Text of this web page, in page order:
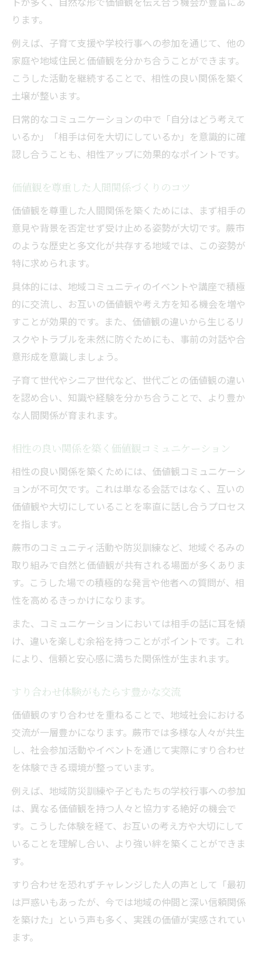
ります。
例えば、子育て支援や学校行事への参加を通じて、他の
家庭や地域住民と価値観を分かち合うことができます。
こうした活動を継続することで、相性の良い関係を築く
土壌が整います。
日常的なコミュニケーションの中で「自分はどう考えて
いるか」「相手は何を大切にしているか」を意識的に確
認し合うことも、相性アップに効果的なポイントです。
価値観を尊重した人間関係づくりのコツ
価値観を尊重した人間関係を築くためには、まず相手の
意見や背景を否定せず受け止める姿勢が大切です。蕨市
のような歴史と多文化が共存する地域では、この姿勢が
特に求められます。
具体的には、地域コミュニティのイベントや講座で積極
的に交流し、お互いの価値観や考え方を知る機会を増や
すことが効果的です。また、価値観の違いから生じるリ
スクやトラブルを未然に防ぐためにも、事前の対話や合
意形成を意識しましょう。
子育て世代やシニア世代など、世代ごとの価値観の違い
を認め合い、知識や経験を分かち合うことで、より豊か
な人間関係が育まれます。
相性の良い関係を築く価値観コミュニケーション
相性の良い関係を築くためには、価値観コミュニケーシ
ョンが不可欠です。これは単なる会話ではなく、互いの
価値観や大切にしていることを率直に話し合うプロセス
を指します。
蕨市のコミュニティ活動や防災訓練など、地域ぐるみの
取り組みで自然と価値観が共有される場面が多くありま
す。こうした場での積極的な発言や他者への質問が、相
性を高めるきっかけになります。
また、コミュニケーションにおいては相手の話に耳を傾
け、違いを楽しむ余裕を持つことがポイントです。これ
により、信頼と安心感に満ちた関係性が生まれます。
すり合わせ体験がもたらす豊かな交流
価値観のすり合わせを重ねることで、地域社会における
交流が一層豊かになります。蕨市では多様な人々が共生
し、社会参加活動やイベントを通じて実際にすり合わせ
を体験できる環境が整っています。
例えば、地域防災訓練や子どもたちの学校行事への参加
は、異なる価値観を持つ人々と協力する絶好の機会で
す。こうした体験を経て、お互いの考え方や大切にして
いることを理解し合い、より強い絆を築くことができま
す。
すり合わせを恐れずチャレンジした人の声として「最初
は戸惑いもあったが、今では地域の仲間と深い信頼関係
を築けた」という声も多く、実践の価値が実感されてい
ます。